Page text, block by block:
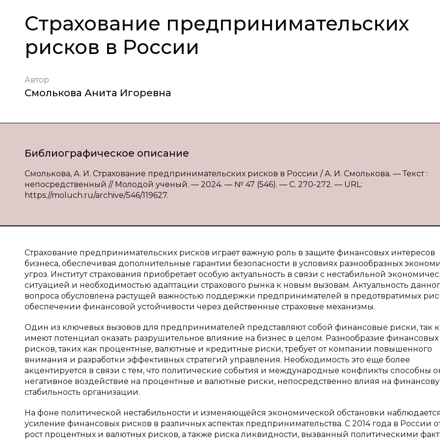
Страхование предпринимательских
рисков в России
Автор
Смолькова Анита Игоревна
Библиографическое описание
Смолькова, А. И. Страхование предпринимательских рисков в России / А. И. Смолькова. — Текст :
непосредственный // Молодой ученый. — 2024. — № 47 (546). — С. 270-272. — URL:
https://moluch.ru/archive/546/119627.
Страхование предпринимательских рисков играет важную роль в защите финансовых интересов
бизнеса, обеспечивая дополнительные гарантии безопасности в условиях разнообразных
угроз. Институт страхования приобретает особую актуальность в связи с нестабильной
ситуацией и необходимостью адаптации страхового рынка к новым вызовам. Актуальность
вопроса обусловлена растущей важностью поддержки предпринимателей в предотвратимых
обеспечении финансовой устойчивости через действенные страховые механизмы.
Один из ключевых вызовов для предпринимателей представляют собой финансовые риски, так
имеют потенциал оказать разрушительное влияние на бизнес в целом. Разнообразие финансовых
рисков, таких как процентные, валютные и кредитные риски, требует от компании повышенного
внимания и разработки эффективных стратегий управления. Необходимость это еще более
акцентируется в связи с тем, что политические события и международные конфликты способны
негативное воздействие на процентные и валютные риски, непосредственно влияя на
стабильность организации.
На фоне политической нестабильности и изменяющейся экономической обстановки
усиление финансовых рисков в различных аспектах предпринимательства. С 2014 года в России
рост процентных и валютных рисков, а также риска ликвидности, вызванный политическими